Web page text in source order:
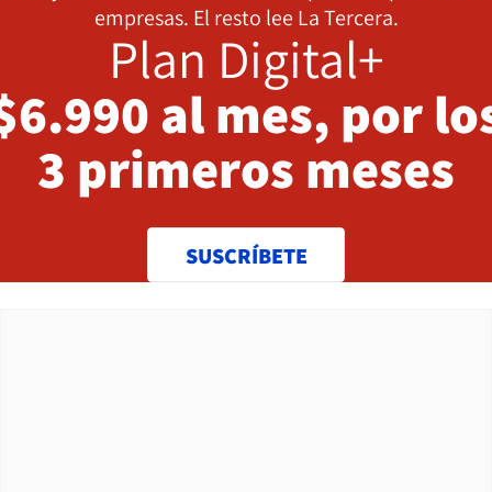
empresas. El resto lee La Tercera.
Plan Digital+
al mes, por
3 primeros meses
SUSCRÍBETE